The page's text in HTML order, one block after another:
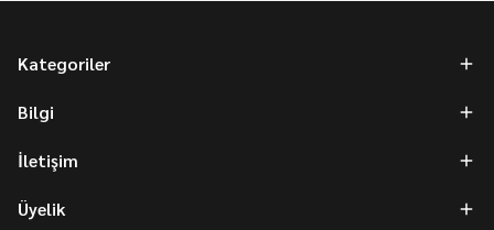
Kategoriler
Bilgi
İletişim
Üyelik